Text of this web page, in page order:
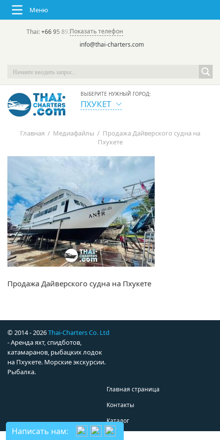
Меню
Thai:+66 95 892 7646(rus/eng) | в России:
Показать телефон
info@thai-charters.com
ВЫБЕРИТЕ НУЖНЫЙ ГОРОД:
ПХУКЕТ
Главная / Медиафайлы / Продажа Дайверского судна на
Пхукете
Продажа Дайверского судна на Пхукете
© 2014 - 2026Thai-Charters Co. Ltd
- Аренда яхт, спидботов,
катамаранов, рыбацких лодок
на Пхукете. Морские экскурсии.
Рыбалка.
Главная страница
Контакты
Каталог
Написать нам: